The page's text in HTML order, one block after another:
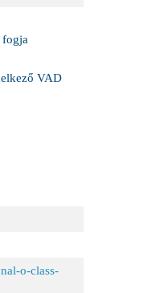
fogja
VAD
o-class-